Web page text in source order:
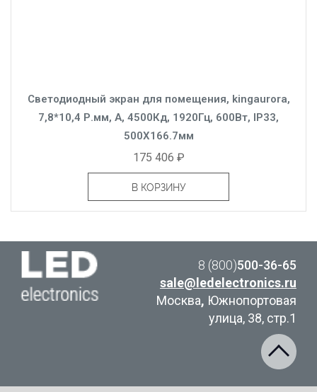
Светодиодный экран для помещения, kingaurora,
7,8*10,4 Р.мм, A, 4500Кд, 1920Гц, 600Вт, IP33,
500X166.7мм
175 406 ₽
В КОРЗИНУ
8 (800)500-36-65
sale@ledelectronics.ru
Москва, Южнопортовая
улица, 38, стр.1